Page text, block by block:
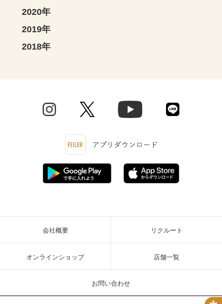
2020年
2019年
2018年
会社概要 リクルート
オンラインショップ 店舗一覧
お問い合わせ